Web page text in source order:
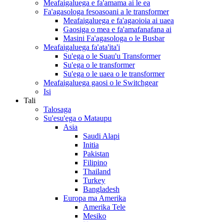
Meafaigaluega e fa'amama ai le ea
Fa'agasologa fesoasoani a le transformer
Meafaigaluega e fa'agaoioia ai uaea
Gaosiga o mea e fa'amafanafana ai
Masini Fa'agasologa o le Busbar
Meafaigaluega fa'ata'ita'i
Su'ega o le Suau'u Transformer
Su'ega o le transformer
Su'ega o le uaea o le transformer
Meafaigaluega gaosi o le Switchgear
Isi
Tali
Talosaga
Su'esu'ega o Mataupu
Asia
Saudi Alapi
Initia
Pakistan
Filipino
Thailand
Turkey
Bangladesh
Europa ma Amerika
Amerika Tele
Mesiko